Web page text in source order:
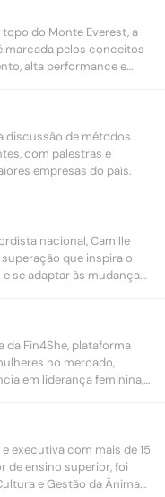
do Monte Everest, a
marcada pelos conceitos
alta performance e
discussão de métodos
com palestras e
empresas do país.
nacional, Camille
que inspira o
se adaptar às mudanças
da Fin4She, plataforma
no mercado,
em liderança feminina,
executiva com mais de 15
de ensino superior, foi
e Gestão da Ânima